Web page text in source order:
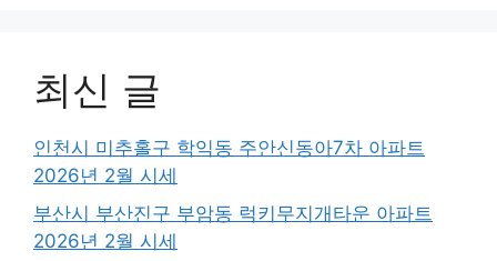
최신 글
인천시 미추홀구 학익동 주안신동아7차 아파트
2026년 2월 시세
부산시 부산진구 부암동 럭키무지개타운 아파트
2026년 2월 시세